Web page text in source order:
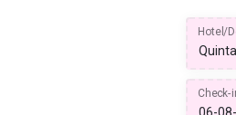
Hotel/
Check-